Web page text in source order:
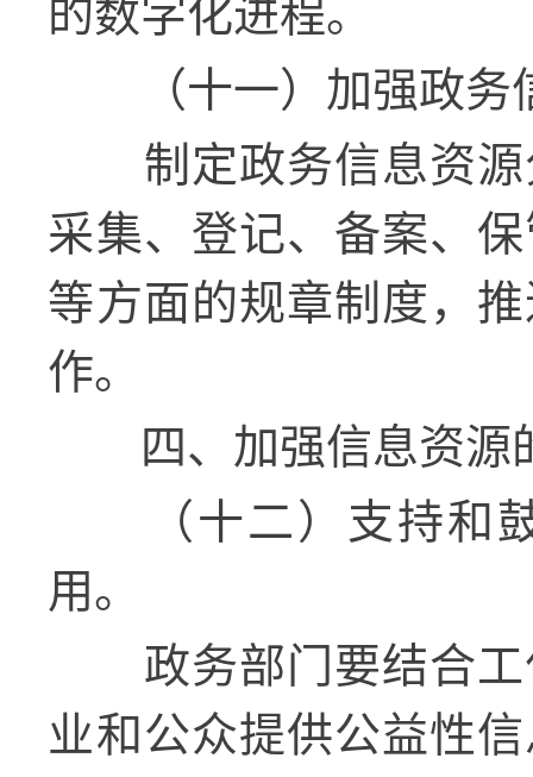
的数字化进程。
（十一）加强政
制定政务信息资
采集、登记、备案、
等方面的规章制度，
作。
四、加强信息资
（十二）支持和
用。
政务部门要结合
业和公众提供公益性